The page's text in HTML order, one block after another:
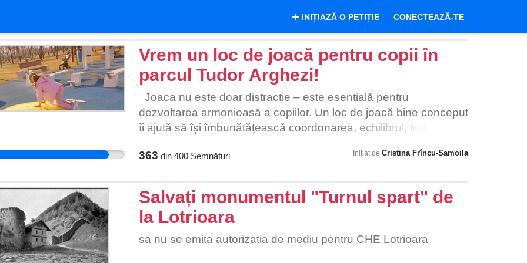
INIȚIAZĂ O PETIȚIE CONECTEAZĂ-TE
Vrem un loc de joacă pentru copii în
parcul Tudor Arghezi!
Joaca nu este doar distracție – este esențială pentru
dezvoltarea armonioasă a copiilor. Un loc de joacă bine conceput
îi ajută să își îmbunătățească coordonarea, echilibrul, forța și
unui astfel de spațiu, copiii nu au unde să-și consume energia în
Un proiect realizabil, fără impact negativ asupra extinderii
parcului Amenajarea unui loc de joacă nu necesită o investiție
majoră și poate fi implementată rapid, fără a afecta planurile de
extindere ale parcului. Există deja spațiu disponibil, iar o astfel de
363 din 400Semnături Inițiat de Cristina Frîncu-Samoila
Salvați monumentul "Turnul spart" de
la Lotrioara
sa nu se emita autorizatia de mediu pentru CHE Lotrioara